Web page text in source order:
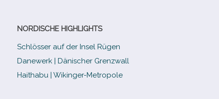
NORDISCHE HIGHLIGHTS
Schlösser auf der Insel Rügen
Danewerk | Dänischer Grenzwall
Haithabu | Wikinger-Metropole